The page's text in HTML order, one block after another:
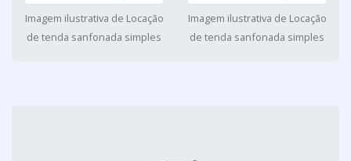
Imagem ilustrativa de Locação
de tenda sanfonada simples
Imagem ilustrativa de Locação
de tenda sanfonada simples